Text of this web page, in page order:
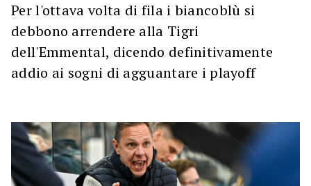
Per l'ottava volta di fila i biancoblù si
debbono arrendere alla Tigri
dell'Emmental, dicendo definitivamente
addio ai sogni di agguantare i playoff